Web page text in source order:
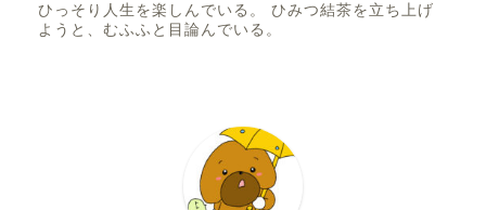
ひっそり人生を楽しんでいる。 ひみつ結茶を立ち上げ
ようと、むふふと目論んでいる。